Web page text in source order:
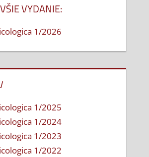
VYDANIE:
1/2026
1/2025
1/2024
1/2023
1/2022